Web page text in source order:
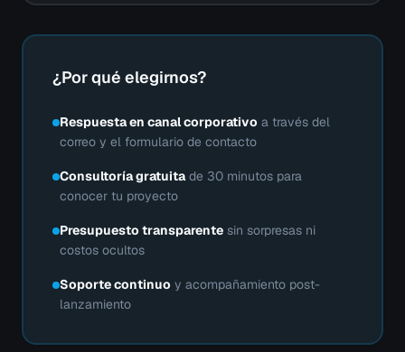
¿Por qué elegirnos?
Respuesta en canal corporativo a través del
correo y el formulario de contacto
Consultoría gratuita de 30 minutos para
conocer tu proyecto
Presupuesto transparente sin sorpresas ni
costos ocultos
Soporte continuo y acompañamiento post-
lanzamiento